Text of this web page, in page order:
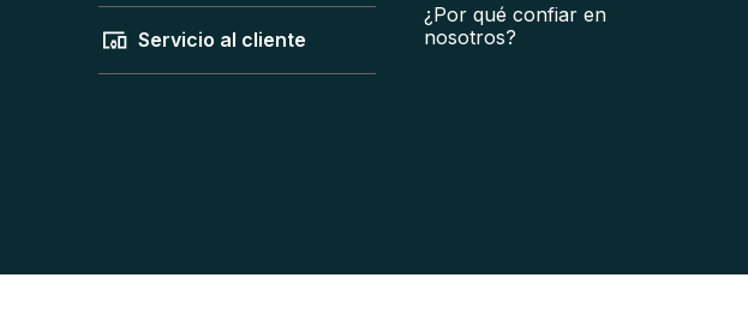
Servicio al cliente
¿Por qué confiar en
nosotros?